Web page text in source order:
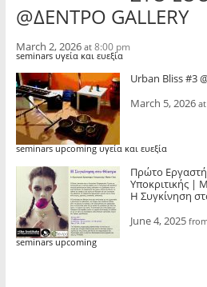
@ΔΕΝΤΡΟ GALLERY
March 2, 2026 at 8:00 pm
seminars υγεία και ευεξία
Urban Bliss #3
March 5, 2026 at
seminars upcoming υγεία και ευεξία
Πρώτο
Υποκριτικής |
Η Συγκίνηση
June 4, 2025
seminars upcoming